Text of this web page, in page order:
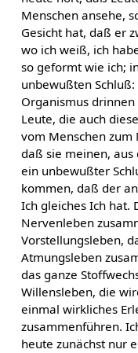
Menschen ansehe,
Gesicht hat, daß er
wo ich weiß, ich
so geformt wie ich;
unbewußten
Organismus
Leute, die auch
vom Menschen zum
daß sie meinen, aus
ein unbewußter
kommen, daß der
Ich gleiches Ich hat.
Nervenleben
Vorstellungsleben,
Atmungsleben
das ganze
Willensleben, die
einmal wirkliches
zusammenführen.
heute zunächst nur